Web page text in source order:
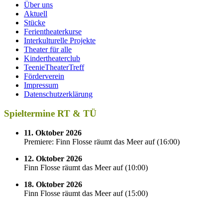
Über uns
Aktuell
Stücke
Ferientheaterkurse
Interkulturelle Projekte
Theater für alle
Kindertheaterclub
TeenieTheaterTreff
Förderverein
Impressum
Datenschutzerklärung
Spieltermine RT & TÜ
11. Oktober 2026
Premiere: Finn Flosse räumt das Meer auf(16:00)
12. Oktober 2026
Finn Flosse räumt das Meer auf(10:00)
18. Oktober 2026
Finn Flosse räumt das Meer auf(15:00)